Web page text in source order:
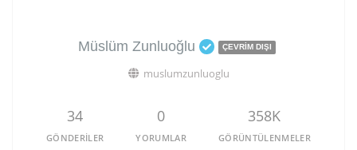
Müslüm Zunluoğlu ÇEVRIM DIŞI
muslumzunluoglu
34
GÖNDERILER
0
YORUMLAR
358K
GÖRÜNTÜLENMELER